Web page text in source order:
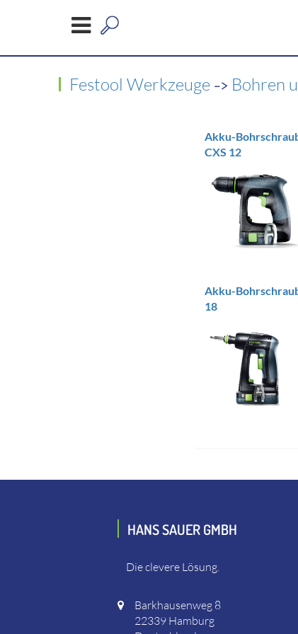
Festool Werkzeuge -> Bohren
Akku-
CXS 12
Akku-
18
HANS SAUER GMBH
Die clevere Lösung.
Barkhausenweg 8
22339 Hamburg